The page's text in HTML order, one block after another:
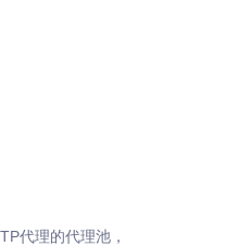
代理的代理池，